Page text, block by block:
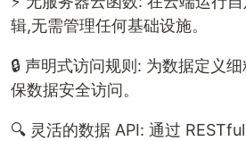
辑,无需管理任何基础设施。
🔒 声明式访问规则: 为数据定义
保数据安全访问。
🔍 灵活的数据 API: 通过